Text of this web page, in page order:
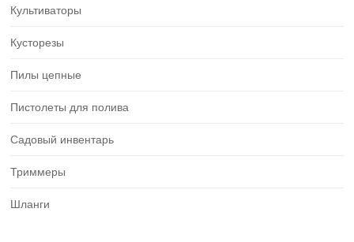
Культиваторы
Кусторезы
Пилы цепные
Пистолеты для полива
Садовый инвентарь
Триммеры
Шланги